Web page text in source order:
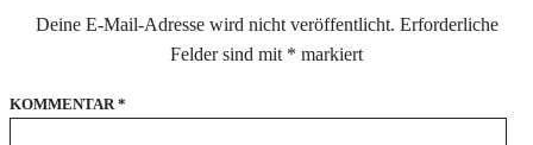
Deine E-Mail-Adresse wird nicht veröffentlicht. Erforderliche
Felder sind mit * markiert
KOMMENTAR*